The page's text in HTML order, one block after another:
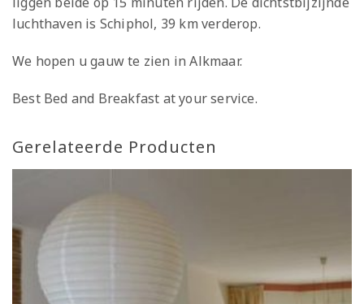
luchthaven is Schiphol, 39 km verderop.
We hopen u gauw te zien in Alkmaar.
Best Bed and Breakfast at your service.
Gerelateerde Producten